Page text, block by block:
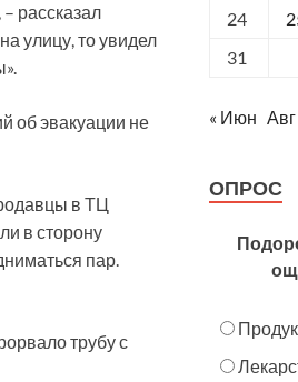
рассказал
улицу, то увидел
об эвакуации не
в ТЦ
в сторону
пар.
трубу с
24
31
« Июн Авг
ОПРОС